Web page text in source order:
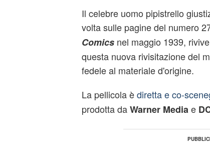
Il celebre uomo pipistrello
volta sulle pagine del numero
Comicsnel maggio 1939,
questa nuova rivisitazione del
fedele al materiale d'origine.
La pellicola èdiretta e co-
prodotta daWarner Media e